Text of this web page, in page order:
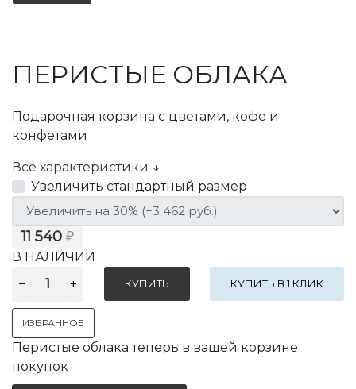
ПЕРИСТЫЕ ОБЛАКА
Подарочная корзина с цветами, кофе и
конфетами
Все характеристики ↓
Увеличить стандартный размер
11 540 ₽
В НАЛИЧИИ
КУПИТЬ В 1 КЛИК
ИЗБРАННОЕ
Перистые облака теперь в вашей корзине
покупок